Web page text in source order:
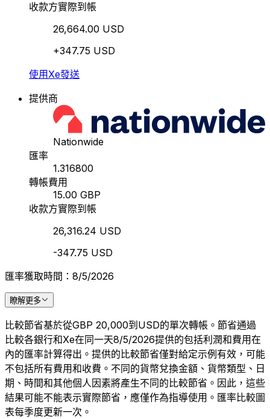
收款方實際到帳
26,664.00 USD
+347.75 USD
使用Xe發送
提供商
Nationwide
匯率
1.316800
轉帳費用
15.00 GBP
收款方實際到帳
26,316.24 USD
-347.75 USD
匯率獲取時間：8/5/2026
瞭解更多
比較節省基於從GBP 20,000到USD的單次轉帳。節省通過
比較各銀行和Xe在同一天8/5/2026提供的包括利潤和費用在
內的匯率計算得出。提供的比較節省僅對給定示例有效，可能
不包括所有費用和收費。不同的貨幣兌換金額、貨幣類型、日
期、時間和其他個人因素將產生不同的比較節省。因此，這些
結果可能不能表示實際節省，應僅作為指導使用。匯率比較圖
表每季度更新一次。